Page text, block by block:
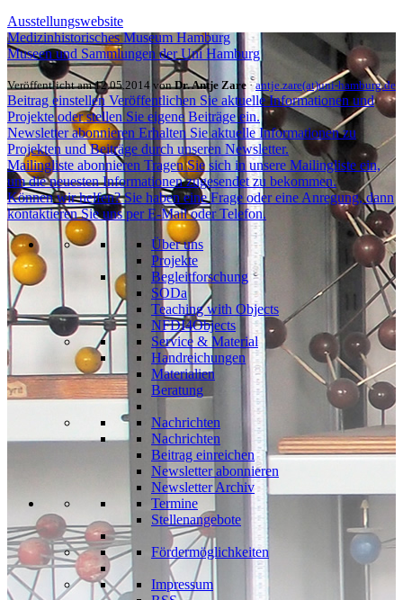
Ausstellungswebsite
Medizinhistorisches Museum Hamburg
Museen und Sammlungen der Uni Hamburg
Veröffentlicht am 12.05.2014 vonDr. Antje Zare ·antje.zare(at)uni-hamburg.de
Beitrag einstellen Veröffentlichen Sie aktuelle Informationen und
Projekte oder stellen Sie eigene Beiträge ein.
Newsletter abonnieren Erhalten Sie aktuelle Informationen zu
Projekten und Beiträge durch unseren Newsletter.
Mailingliste abonnieren Tragen Sie sich in unsere Mailingliste ein,
um die neuesten Informationen zugesendet zu bekommen.
Können wir helfen? Sie haben eine Frage oder eine Anregung, dann
kontaktieren Sie uns per E-Mail oder Telefon.
Über uns
Projekte
Begleitforschung
SODa
Teaching with Objects
NFDI4Objects
Service & Material
Handreichungen
Materialien
Beratung
Nachrichten
Nachrichten
Beitrag einreichen
Newsletter abonnieren
Newsletter Archiv
Termine
Stellenangebote
Fördermöglichkeiten
Impressum